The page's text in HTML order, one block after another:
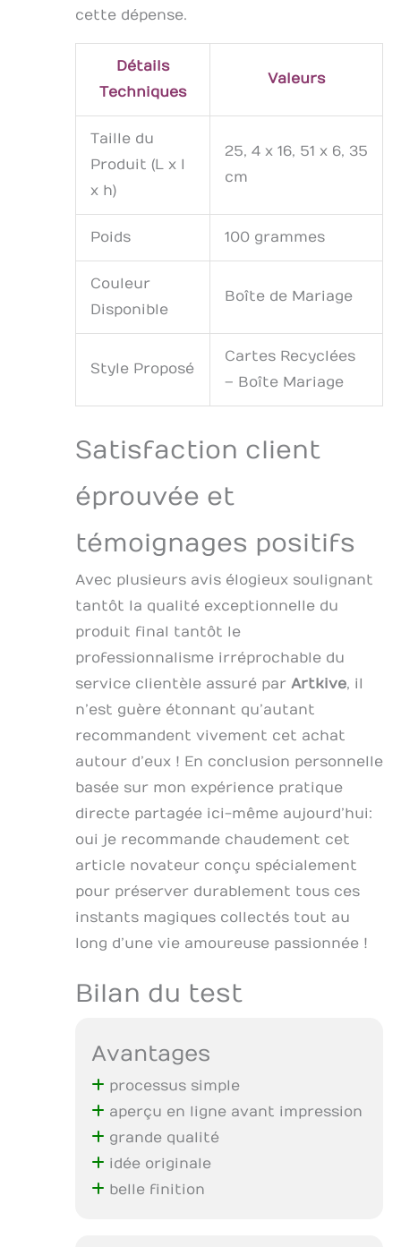
cette dépense.
Détails
Techniques
Valeurs
Taille du
Produit (L x l
x h)
25, 4 x 16, 51 x 6, 35
cm
Poids 100 grammes
Couleur
Disponible
Boîte de Mariage
Style Proposé
Cartes Recyclées
– Boîte Mariage
Satisfaction client
éprouvée et
témoignages positifs
Avec plusieurs avis élogieux soulignant
tantôt la qualité exceptionnelle du
produit final tantôt le
professionnalisme irréprochable du
service clientèle assuré par Artkive, il
n’est guère étonnant qu’autant
recommandent vivement cet achat
autour d’eux ! En conclusion personnelle
basée sur mon expérience pratique
directe partagée ici-même aujourd’hui:
oui je recommande chaudement cet
article novateur conçu spécialement
pour préserver durablement tous ces
instants magiques collectés tout au
long d’une vie amoureuse passionnée !
Bilan du test
Avantages
processus simple
aperçu en ligne avant impression
grande qualité
idée originale
belle finition